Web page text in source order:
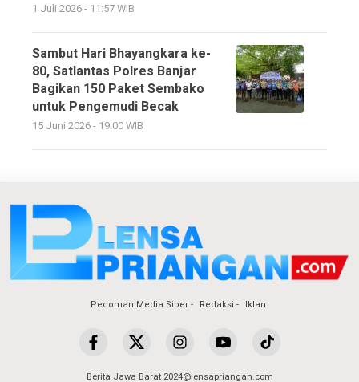
1 Juli 2026 - 11:57 WIB
Sambut Hari Bhayangkara ke-
80, Satlantas Polres Banjar
Bagikan 150 Paket Sembako
untuk Pengemudi Becak
15 Juni 2026 - 19:00 WIB
Pedoman Media Siber Redaksi Iklan
Berita Jawa Barat 2024@lensapriangan.com